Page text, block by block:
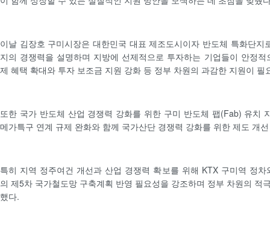
이날 김장호 구미시장은 대한민국 대표 제조도시이자 반도체 특화단지
지의 경쟁력을 설명하며 지방에 선제적으로 투자하는 기업들이 안정
제 혜택 확대와 투자 보조금 지원 강화 등 정부 차원의 과감한 지원이 필
또한 국가 반도체 산업 경쟁력 강화를 위한 구미 반도체 팹(Fab) 유치
메가특구 연계 규제 완화와 함께 국가산단 경쟁력 강화를 위한 제도 개
특히 지역 정주여건 개선과 산업 경쟁력 확보를 위해 KTX 구미역 정
의 제5차 국가철도망 구축계획 반영 필요성을 강조하며 정부 차원의 적
했다.